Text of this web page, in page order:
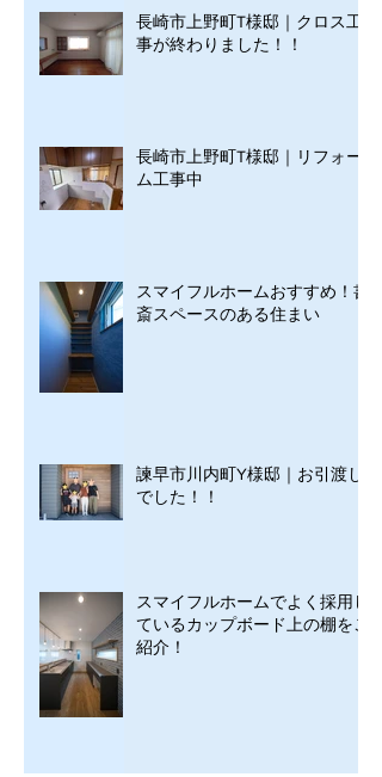
長崎市上野町T様邸｜クロス工
事が終わりました！！
長崎市上野町T様邸｜リフォー
ム工事中
スマイフルホームおすすめ！書
斎スペースのある住まい
諫早市川内町Y様邸｜お引渡し
でした！！
スマイフルホームでよく採用し
ているカップボード上の棚をご
紹介！